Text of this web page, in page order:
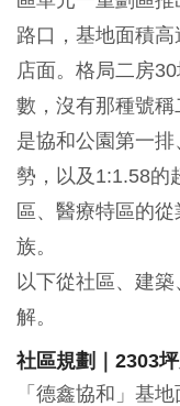
路口，基地面積
店面。格局二房
數，沒有那種號
是協和公園第一
勢，以及1:1.58的
區、醫療特區的
族。
以下從社區、建
解。
社區規劃｜2303
「德鑫協和」基